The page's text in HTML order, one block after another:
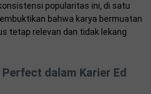
popularitas ini, di satu
bahwa karya bermuatan
tetap relevan dan tidak lekang
dalam Karier Ed